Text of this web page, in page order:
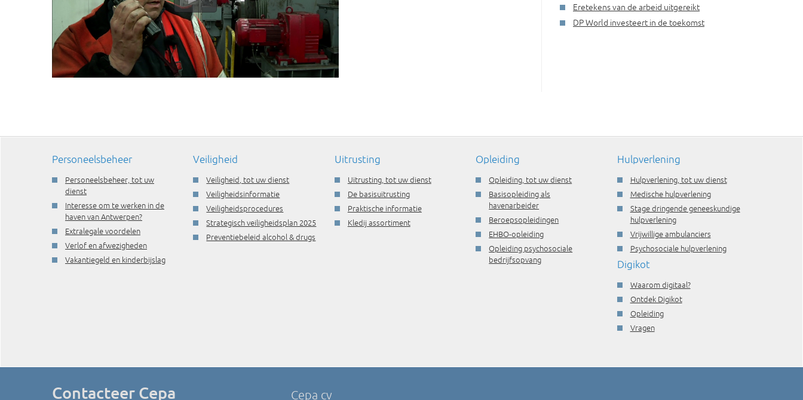
Eretekens van de arbeid uitgereikt
DP World investeert in de toekomst
Personeelsbeheer
Personeelsbeheer, tot uw
dienst
Interesse om te werken in de
haven van Antwerpen?
Extralegale voordelen
Verlof en afwezigheden
Vakantiegeld en kinderbijslag
Veiligheid
Veiligheid, tot uw dienst
Veiligheidsinformatie
Veiligheidsprocedures
Strategisch veiligheidsplan 2025
Preventiebeleid alcohol & drugs
Uitrusting
Uitrusting, tot uw dienst
De basisuitrusting
Praktische informatie
Kledij assortiment
Opleiding
Opleiding, tot uw dienst
Basisopleiding als
havenarbeider
Beroepsopleidingen
EHBO-opleiding
Opleiding psychosociale
bedrijfsopvang
Hulpverlening
Hulpverlening, tot uw dienst
Medische hulpverlening
Stage dringende geneeskundige
hulpverlening
Vrijwillige ambulanciers
Psychosociale hulpverlening
Digikot
Waarom digitaal?
Ontdek Digikot
Opleiding
Vragen
Contacteer Cepa Cepa cv